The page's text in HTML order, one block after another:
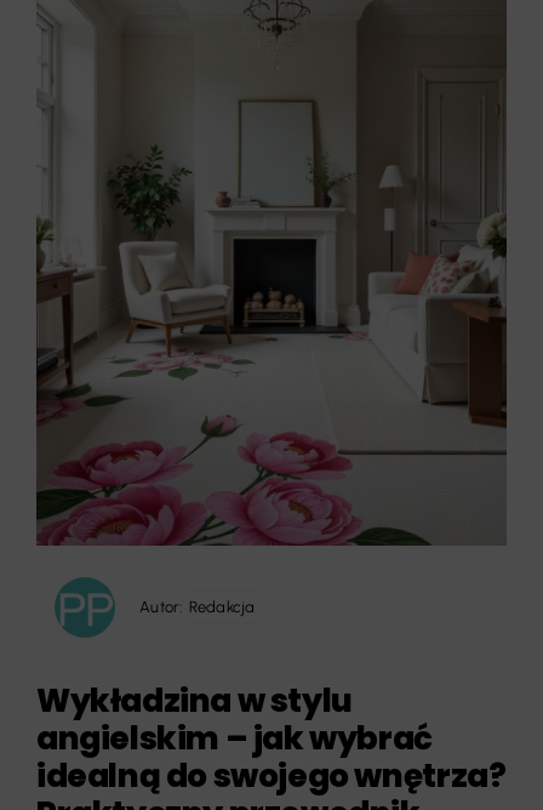
Autor: Redakcja
Wykładzina w stylu
angielskim – jak wybrać
idealną do swojego wnętrza?